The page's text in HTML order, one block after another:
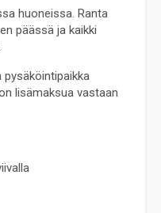
huoneissa. Ranta
päässä ja kaikki
lisämaksua vastaan